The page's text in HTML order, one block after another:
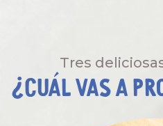
Tres
¿Cuál vas a